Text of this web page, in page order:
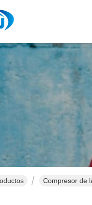
Compresor de